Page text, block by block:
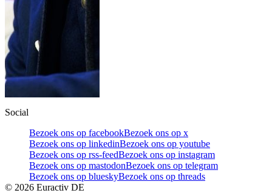
Social
Bezoek ons op facebookBezoek ons op x
Bezoek ons op linkedinBezoek ons op youtube
Bezoek ons op rss-feedBezoek ons op instagram
Bezoek ons op mastodonBezoek ons op telegram
Bezoek ons op blueskyBezoek ons op threads
© 2026 Euractiv DE